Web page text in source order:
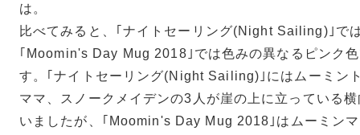
は。
比べてみると、｢ナイトセーリング(Night Sailing)｣で
｢Moomin's Day Mug 2018｣では色みの異なるピンク
す。｢ナイトセーリング(Night Sailing)｣にはムーミン
ママ、スノークメイデンの3人が崖の上に立っている
いましたが、｢Moomin's Day Mug 2018｣はムーミン